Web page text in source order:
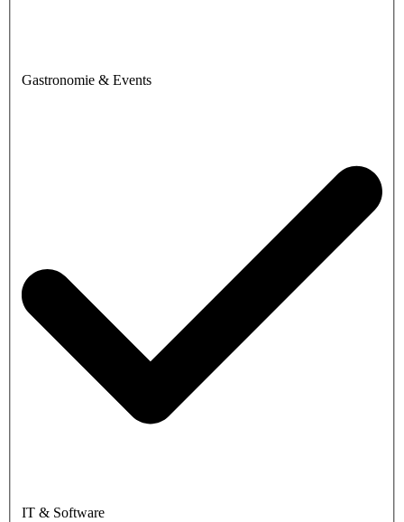
Gastronomie & Events
IT & Software